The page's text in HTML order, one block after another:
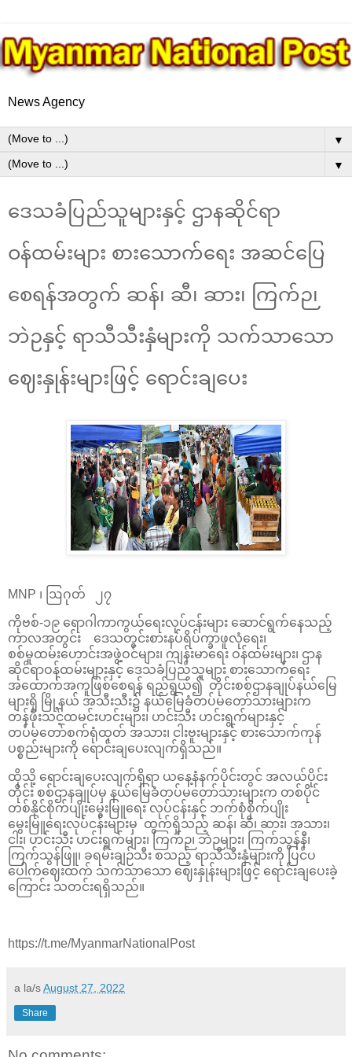
News Agency
▼
▼
ဒေသခံပြည်သူများနှင့် ဌာနဆိုင်ရာ
ဝန်ထမ်းများ စားသောက်ရေး အဆင်ပြေ
စေရန်အတွက် ဆန်၊ ဆီ၊ ဆား၊ ကြက်ဉ၊
ဘဲဉနှင့် ရာသီသီးနှံများကို သက်သာသော
ဈေးနှုန်းများဖြင့် ရောင်းချပေး
MNP ၊ ဩဂုတ် ၂၇
ကိုဗစ်-၁၉ ရောဂါကာကွယ်ရေးလုပ်ငန်းများ ဆောင်ရွက်နေသည့်
ကာလအတွင်း ဒေသတွင်းစားနပ်ရိပ်က္ခာဖူလုံရေး၊
စစ်မှုထမ်းဟောင်းအဖွဲ့ဝင်များ၊ ကျန်းမာရေး ဝန်ထမ်းများ၊ ဌာန
ဆိုင်ရာဝန်ထမ်းများနှင့် ဒေသခံပြည်သူများ စားသောက်ရေး
အထောက်အကူဖြစ်စေရန် ရည်ရွယ်၍ တိုင်းစစ်ဌာနချုပ်နယ်မြေ
များရှိ မြို့နယ် အသီးသီး၌ နယ်မြေခံတပ်မတော်သားများက
တန်ဖိုးသင့်ထမင်းဟင်းများ၊ ဟင်းသီး ဟင်းရွက်များနှင့်
တပ်မတော်စက်ရုံထုတ် အသား၊ ငါးဗူးများနှင့် စားသောက်ကုန်
ပစ္စည်းများကို ရောင်းချပေးလျက်ရှိသည်။
ထိုသို့ ရောင်းချပေးလျက်ရှိရာ ယနေ့နံနက်ပိုင်းတွင် အလယ်ပိုင်း
တိုင်း စစ်ဌာနချုပ်မှ နယ်မြေခံတပ်မတော်သားများက တစ်ပိုင်
တစ်နိုင်စိုက်ပျိုးမွေးမြူရေး လုပ်ငန်းနှင့် ဘက်စုံစိုက်ပျိုး
မွေးမြူရေးလုပ်ငန်းများမှ ထွက်ရှိသည့် ဆန်၊ ဆီ၊ ဆား၊ အသား၊
ငါး၊ ဟင်းသီး ဟင်းရွက်များ၊ ကြက်ဉ၊ ဘဲဉများ၊ ကြက်သွန်နီ၊
ကြက်သွန်ဖြူ၊ ခရမ်းချဉ်သီး စသည့် ရာသီသီးနှံများကို ပြင်ပ
ပေါက်ဈေးထက် သက်သာသော ဈေးနှုန်းများဖြင့် ရောင်းချပေးခဲ့
ကြောင်း သတင်းရရှိသည်။
https://t.me/MyanmarNationalPost
a la/sAugust 27, 2022
Share